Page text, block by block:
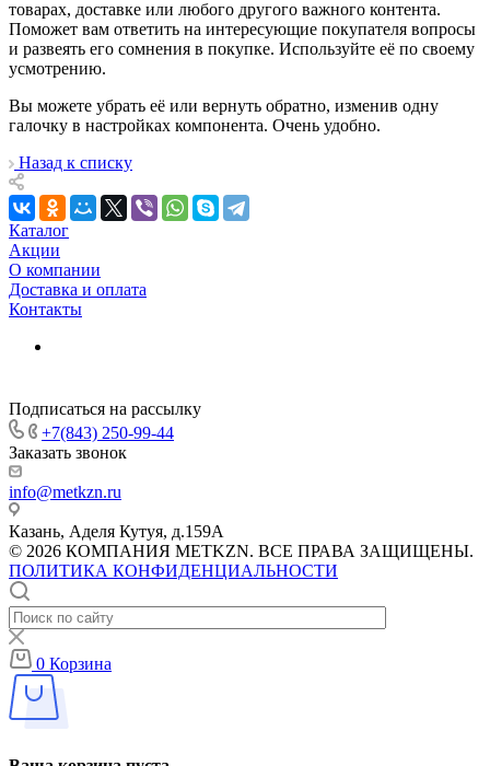
товарах, доставке или любого другого важного контента.
Поможет вам ответить на интересующие покупателя вопросы
и развеять его сомнения в покупке. Используйте её по своему
усмотрению.
Вы можете убрать её или вернуть обратно, изменив одну
галочку в настройках компонента. Очень удобно.
Назад к списку
Каталог
Акции
О компании
Доставка и оплата
Контакты
Подписаться на рассылку
+7(843) 250-99-44
Заказать звонок
info@metkzn.ru
Казань, Аделя Кутуя, д.159А
© 2026 КОМПАНИЯ METKZN. ВСЕ ПРАВА ЗАЩИЩЕНЫ.
ПОЛИТИКА КОНФИДЕНЦИАЛЬНОСТИ
0 Корзина